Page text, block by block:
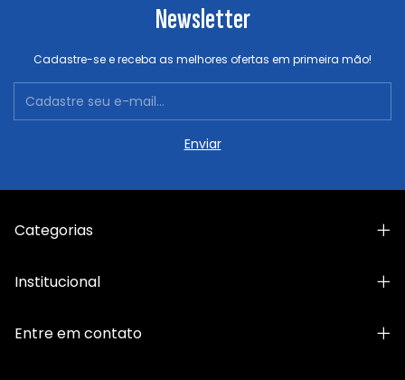
Newsletter
Cadastre-se e receba as melhores ofertas em primeira mão!
Categorias
Institucional
Entre em contato